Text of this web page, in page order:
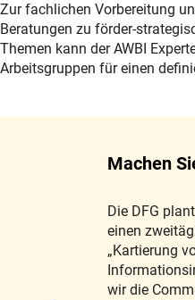
Zur fachlichen Vorbereitung
Beratungen zu förder-
Themen kann der AWBI
Arbeitsgruppen für einen
Machen
Die DFG
einen
„Kartierung
wir die